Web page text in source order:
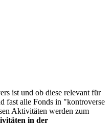
ist und ob diese relevant für
fast alle Fonds in "kontroverse
Aktivitäten werden zum
in der